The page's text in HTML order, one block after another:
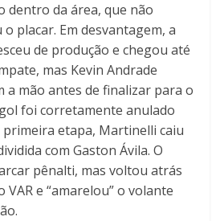
dentro da área, que não
placar. Em desvantagem, a
de produção e chegou até
mas Kevin Andrade
a mão antes de finalizar para o
foi corretamente anulado
primeira etapa, Martinelli caiu
com Gaston Ávila. O
pênalti, mas voltou atrás
e “amarelou” o volante